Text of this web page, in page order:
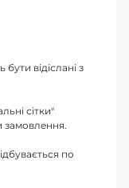
відіслані з
сітки"
замовлення.
по